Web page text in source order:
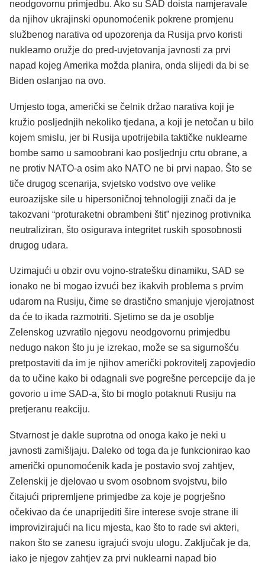
neodgovornu primjedbu. Ako su SAD doista namjeravale
da njihov ukrajinski opunomoćenik pokrene promjenu
službenog narativa od upozorenja da Rusija prvo koristi
nuklearno oružje do pred-uvjetovanja javnosti za prvi
napad kojeg Amerika možda planira, onda slijedi da bi se
Biden oslanjao na ovo.
Umjesto toga, američki se čelnik držao narativa koji je
kružio posljednjih nekoliko tjedana, a koji je netočan u bilo
kojem smislu, jer bi Rusija upotrijebila taktičke nuklearne
bombe samo u samoobrani kao posljednju crtu obrane, a
ne protiv NATO-a osim ako NATO ne bi prvi napao. Što se
tiče drugog scenarija, svjetsko vodstvo ove velike
euroazijske sile u hipersoničnoj tehnologiji znači da je
takozvani “proturaketni obrambeni štit” njezinog protivnika
neutraliziran, što osigurava integritet ruskih sposobnosti
drugog udara.
Uzimajući u obzir ovu vojno-stratešku dinamiku, SAD se
ionako ne bi mogao izvući bez ikakvih problema s prvim
udarom na Rusiju, čime se drastično smanjuje vjerojatnost
da će to ikada razmotriti. Sjetimo se da je osoblje
Zelenskog uzvratilo njegovu neodgovornu primjedbu
nedugo nakon što ju je izrekao, može se sa sigurnošću
pretpostaviti da im je njihov američki pokrovitelj zapovjedio
da to učine kako bi odagnali sve pogrešne percepcije da je
govorio u ime SAD-a, što bi moglo potaknuti Rusiju na
pretjeranu reakciju.
Stvarnost je dakle suprotna od onoga kako je neki u
javnosti zamišljaju. Daleko od toga da je funkcionirao kao
američki opunomoćenik kada je postavio svoj zahtjev,
Zelenskij je djelovao u svom osobnom svojstvu, bilo
čitajući pripremljene primjedbe za koje je pogrješno
očekivao da će unaprijediti šire interese svoje strane ili
improvizirajući na licu mjesta, kao što to rade svi akteri,
nakon što se zanesu igrajući svoju ulogu. Zaključak je da,
iako je njegov zahtjev za prvi nuklearni napad bio